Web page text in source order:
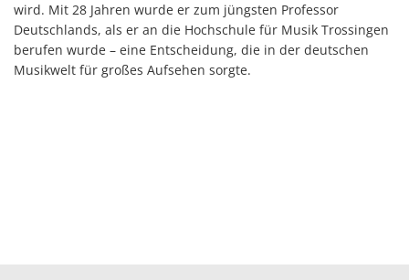
wird. Mit 28 Jahren wurde er zum jüngsten Professor
Deutschlands, als er an die Hochschule für Musik Trossingen
berufen wurde – eine Entscheidung, die in der deutschen
Musikwelt für großes Aufsehen sorgte.